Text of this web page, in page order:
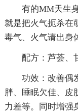
有的MM天生身
就是把火气扼杀在
毒气、火气请出身
配方：芦荟、
功效：改善偶发
胖、睡眠欠佳、皮
力差等。同时增强